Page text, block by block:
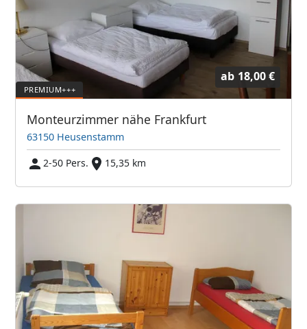
ab 18,00 €
Monteurzimmer nähe Frankfurt
63150 Heusenstamm
2-50 Pers.
15,35 km